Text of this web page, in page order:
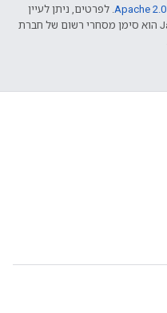
Apache 2.0. לפרטים, ניתן לעיין
.‏ Java הוא סימן מסחרי רשום של חברת